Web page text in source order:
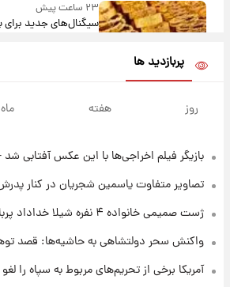
۲۳ ساعت پیش
سیگنال‌های جدید برای
۱۶ ساعت پیش
فال روزانه واقعی پنجشنبه ۱۵ مرداد
پربازدید ها
روز هفته ماه
بازیگر فیلم اخراجی‌ها با این عکس آفتابی
تصاویر متفاوت یاسمین شجریان در کنار
ژست صمیمی خانواده ۴ نفره شیلا خداداد پربازدید شد + عکس
واکنش سحر دولتشاهی به حاشیه‌ها: قصد
آمریکا برخی از تحریم‌های مربوط به سپاه را